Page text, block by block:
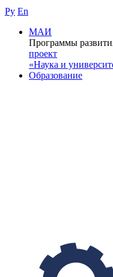
Ру En
МАИ
Программы
проект
«Наука и
Образование